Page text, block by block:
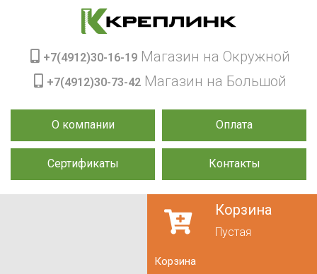
О компании Оплата
Сертификаты Контакты
+7(4912)30-16-19 Магазин на Окружной
+7(4912)30-73-42 Магазин на Большой
Корзина
Пустая
Корзина